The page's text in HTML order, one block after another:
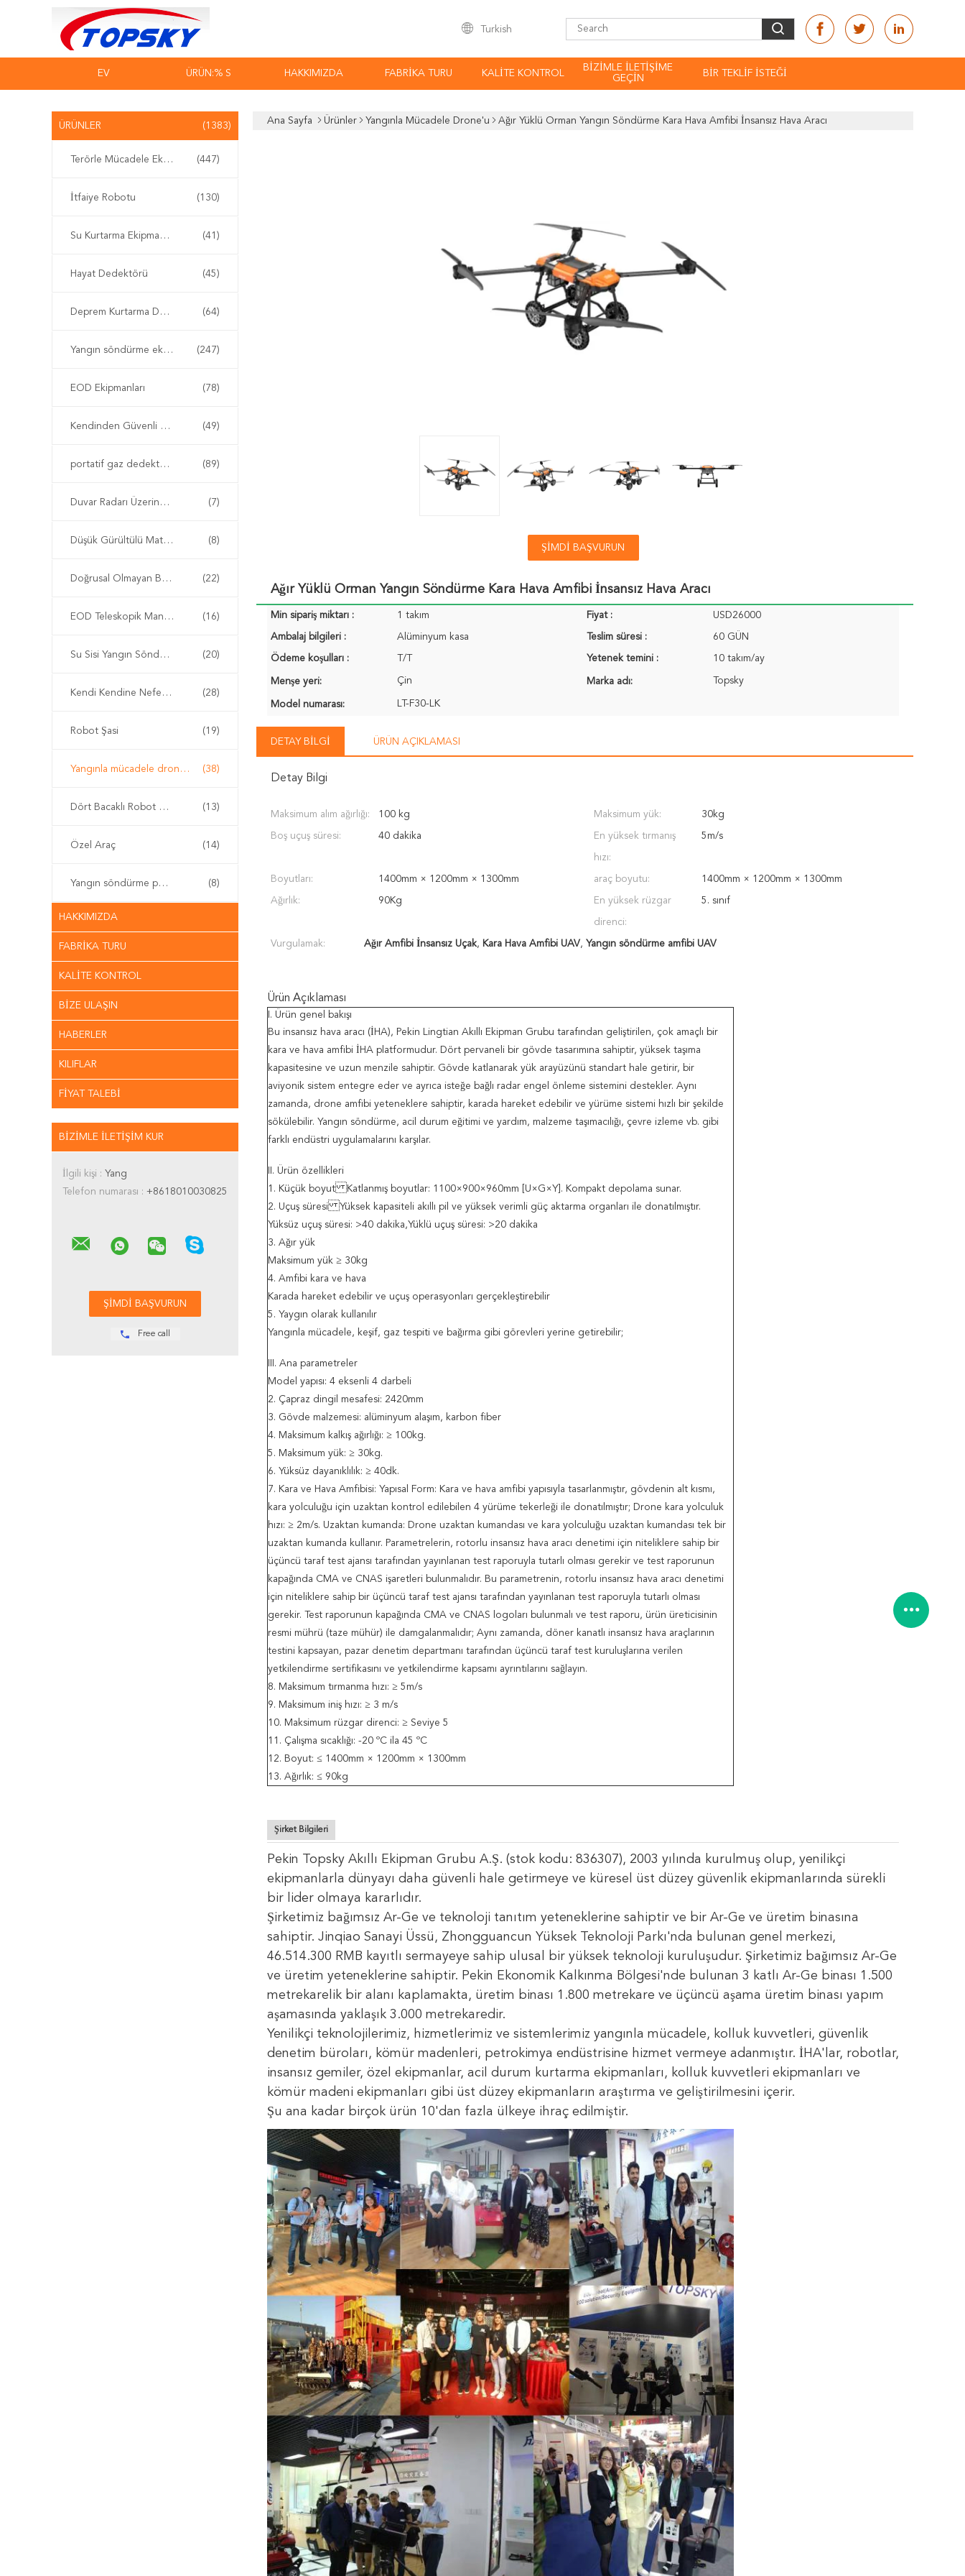
Turkish
EV ÜRÜN:% S HAKKIMIZDA FABRIKA TURU KALITE KONTROL
BIZIMLE ILETIŞIME
GEÇIN
BIR TEKLIF ISTEĞI
ÜRÜNLER (1383)
Terörle Mücadele Ekipmanları (447)
İtfaiye Robotu (130)
Su Kurtarma Ekipmanları (41)
Hayat Dedektörü (45)
Deprem Kurtarma Donanımı (64)
Yangın söndürme ekipmanı (247)
EOD Ekipmanları (78)
Kendinden Güvenli Enstrüman (49)
portatif gaz dedektörü (89)
Duvar Radarı Üzerinden (7)
Düşük Gürültülü Matkap (8)
Doğrusal Olmayan Bağlantı Dedektörü (22)
EOD Teleskopik Manipülatör (16)
Su Sisi Yangın Söndürücü (20)
Kendi Kendine Nefes Alma Aparatı (28)
Robot Şasi (19)
Yangınla mücadele drone'u (38)
Dört Bacaklı Robot Köpek (13)
Özel Araç (14)
Yangın söndürme pompası (8)
HAKKIMIZDA
FABRIKA TURU
KALITE KONTROL
BIZE ULAŞIN
HABERLER
KILIFLAR
FIYAT TALEBI
BIZIMLE ILETIŞIM KUR
İlgili kişi : Yang
Telefon numarası : +8618010030825
Free call
Ana Sayfa Ürünler Yangınla Mücadele Drone'u Ağır Yüklü Orman Yangın Söndürme Kara Hava Amfibi İnsansız Hava Aracı
ŞIMDI BAŞVURUN
Ağır Yüklü Orman Yangın Söndürme Kara Hava Amfibi İnsansız Hava Aracı
Min sipariş miktarı : 1 takım Fiyat : USD26000
Ambalaj bilgileri : Alüminyum kasa Teslim süresi : 60 GÜN
Ödeme koşulları : T/T Yetenek temini : 10 takım/ay
Menşe yeri: Çin Marka adı: Topsky
Model numarası: LT-F30-LK
DETAY BILGI ÜRÜN AÇIKLAMASI
Detay Bilgi
Maksimum alım ağırlığı: 100 kg Maksimum yük: 30kg
Boş uçuş süresi: 40 dakika En yüksek tırmanış
hızı:
5m/s
Boyutları: 1400mm × 1200mm × 1300mm araç boyutu: 1400mm × 1200mm × 1300mm
Ağırlık: 90Kg En yüksek rüzgar
direnci:
5. sınıf
Vurgulamak: Ağır Amfibi İnsansız Uçak, Kara Hava Amfibi UAV, Yangın söndürme amfibi UAV
Ürün Açıklaması
I. Ürün genel bakışı
Bu insansız hava aracı (İHA), Pekin Lingtian Akıllı Ekipman Grubu tarafından geliştirilen, çok amaçlı bir
kara ve hava amfibi İHA platformudur. Dört pervaneli bir gövde tasarımına sahiptir, yüksek taşıma
kapasitesine ve uzun menzile sahiptir. Gövde katlanarak yük arayüzünü standart hale getirir, bir
aviyonik sistem entegre eder ve ayrıca isteğe bağlı radar engel önleme sistemini destekler. Aynı
zamanda, drone amfibi yeteneklere sahiptir, karada hareket edebilir ve yürüme sistemi hızlı bir şekilde
sökülebilir. Yangın söndürme, acil durum eğitimi ve yardım, malzeme taşımacılığı, çevre izleme vb. gibi
farklı endüstri uygulamalarını karşılar.
II. Ürün özellikleri
1. Küçük boyut
Katlanmış boyutlar: 1100×900×960mm [U×G×Y]. Kompakt depolama sunar.
2. Uçuş süresi
Yüksek kapasiteli akıllı pil ve yüksek verimli güç aktarma organları ile donatılmıştır.
Yüksüz uçuş süresi: >40 dakika,Yüklü uçuş süresi: >20 dakika
3. Ağır yük
Maksimum yük ≥ 30kg
4. Amfibi kara ve hava
Karada hareket edebilir ve uçuş operasyonları gerçekleştirebilir
5. Yaygın olarak kullanılır
Yangınla mücadele, keşif, gaz tespiti ve bağırma gibi görevleri yerine getirebilir;
III. Ana parametreler
Model yapısı: 4 eksenli 4 darbeli
2. Çapraz dingil mesafesi: 2420mm
3. Gövde malzemesi: alüminyum alaşım, karbon fiber
4. Maksimum kalkış ağırlığı: ≥ 100kg.
5. Maksimum yük: ≥ 30kg.
6. Yüksüz dayanıklılık: ≥ 40dk.
7. Kara ve Hava Amfibisi: Yapısal Form: Kara ve hava amfibi yapısıyla tasarlanmıştır, gövdenin alt kısmı,
kara yolculuğu için uzaktan kontrol edilebilen 4 yürüme tekerleği ile donatılmıştır; Drone kara yolculuk
hızı: ≥ 2m/s. Uzaktan kumanda: Drone uzaktan kumandası ve kara yolculuğu uzaktan kumandası tek bir
uzaktan kumanda kullanır. Parametrelerin, rotorlu insansız hava aracı denetimi için niteliklere sahip bir
üçüncü taraf test ajansı tarafından yayınlanan test raporuyla tutarlı olması gerekir ve test raporunun
kapağında CMA ve CNAS işaretleri bulunmalıdır. Bu parametrenin, rotorlu insansız hava aracı denetimi
için niteliklere sahip bir üçüncü taraf test ajansı tarafından yayınlanan test raporuyla tutarlı olması
gerekir. Test raporunun kapağında CMA ve CNAS logoları bulunmalı ve test raporu, ürün üreticisinin
resmi mührü (taze mühür) ile damgalanmalıdır; Aynı zamanda, döner kanatlı insansız hava araçlarının
testini kapsayan, pazar denetim departmanı tarafından üçüncü taraf test kuruluşlarına verilen
yetkilendirme sertifikasını ve yetkilendirme kapsamı ayrıntılarını sağlayın.
8. Maksimum tırmanma hızı: ≥ 5m/s
9. Maksimum iniş hızı: ≥ 3 m/s
10. Maksimum rüzgar direnci: ≥ Seviye 5
11. Çalışma sıcaklığı: -20 ºC ila 45 ºC
12. Boyut: ≤ 1400mm × 1200mm × 1300mm
13. Ağırlık: ≤ 90kg
Şirket Bilgileri
Pekin Topsky Akıllı Ekipman Grubu A.Ş. (stok kodu: 836307), 2003 yılında kurulmuş olup, yenilikçi
ekipmanlarla dünyayı daha güvenli hale getirmeye ve küresel üst düzey güvenlik ekipmanlarında sürekli
bir lider olmaya kararlıdır.
Şirketimiz bağımsız Ar-Ge ve teknoloji tanıtım yeteneklerine sahiptir ve bir Ar-Ge ve üretim binasına
sahiptir. Jinqiao Sanayi Üssü, Zhongguancun Yüksek Teknoloji Parkı'nda bulunan genel merkezi,
46.514.300 RMB kayıtlı sermayeye sahip ulusal bir yüksek teknoloji kuruluşudur. Şirketimiz bağımsız Ar-Ge
ve üretim yeteneklerine sahiptir. Pekin Ekonomik Kalkınma Bölgesi'nde bulunan 3 katlı Ar-Ge binası 1.500
metrekarelik bir alanı kaplamakta, üretim binası 1.800 metrekare ve üçüncü aşama üretim binası yapım
aşamasında yaklaşık 3.000 metrekaredir.
Yenilikçi teknolojilerimiz, hizmetlerimiz ve sistemlerimiz yangınla mücadele, kolluk kuvvetleri, güvenlik
denetim büroları, kömür madenleri, petrokimya endüstrisine hizmet vermeye adanmıştır. İHA'lar, robotlar,
insansız gemiler, özel ekipmanlar, acil durum kurtarma ekipmanları, kolluk kuvvetleri ekipmanları ve
kömür madeni ekipmanları gibi üst düzey ekipmanların araştırma ve geliştirilmesini içerir.
Şu ana kadar birçok ürün 10'dan fazla ülkeye ihraç edilmiştir.